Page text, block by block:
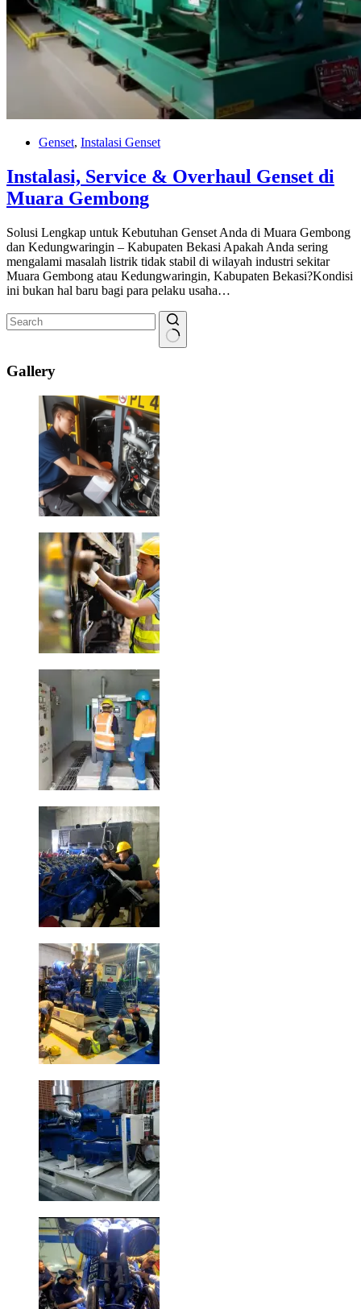
Genset, Instalasi Genset
Instalasi, Service & Overhaul Genset di
Muara Gembong
Solusi Lengkap untuk Kebutuhan Genset Anda di Muara Gembong
dan Kedungwaringin – Kabupaten Bekasi Apakah Anda sering
mengalami masalah listrik tidak stabil di wilayah industri sekitar
Muara Gembong atau Kedungwaringin, Kabupaten Bekasi?Kondisi
ini bukan hal baru bagi para pelaku usaha…
results
Gallery